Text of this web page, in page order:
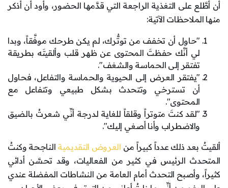
أن أطَّلع على التغذية الراجعة التي قدَّمها الحضور، وأود أن أذكر
منها الملاحظات الآتية:
"حاول أن تخفف من توتُّرك، لم يكن طرحك موفَّقاً، وبدا
لي أنَّك حفظتَ المحتوى عن ظهر قلب وألقيتَه بطريقة
تفتقر إلى الحماسة والشغف".
"يفتقر العرض إلى الحيوية والحماسة والتفاعل، فحاول
أن تسترخي وتتحدث بشكل طبيعي وتتفاعل مع
المحتوى".
"لقد كنتَ متوتراً وقلقاً للغاية لدرجة أنِّي شعرتُ بالضيق
والاضطراب وأنا أصغي إليك".
ألقيتُ بعد ذلك عدداً كبيراً من العروض التقديمية الناجحة وكنتُ
المتحدث الرئيس في كثير من الفعاليات، وقد تحسَّن أدائي
كثيراً، وأصبح التحدث أمام العامة من النشاطات المفضلة عندي